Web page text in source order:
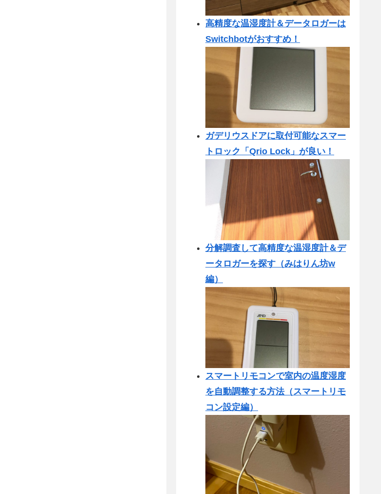
高精度な温湿度計＆データロガーは
Switchbotがおすすめ！
ガデリウスドアに取付可能なスマー
トロック「Qrio Lock」が良い！
分解調査して高精度な温湿度計＆デ
ータロガーを探す（みはりん坊w
編）
スマートリモコンで室内の温度湿度
を自動調整する方法（スマートリモ
コン設定編）